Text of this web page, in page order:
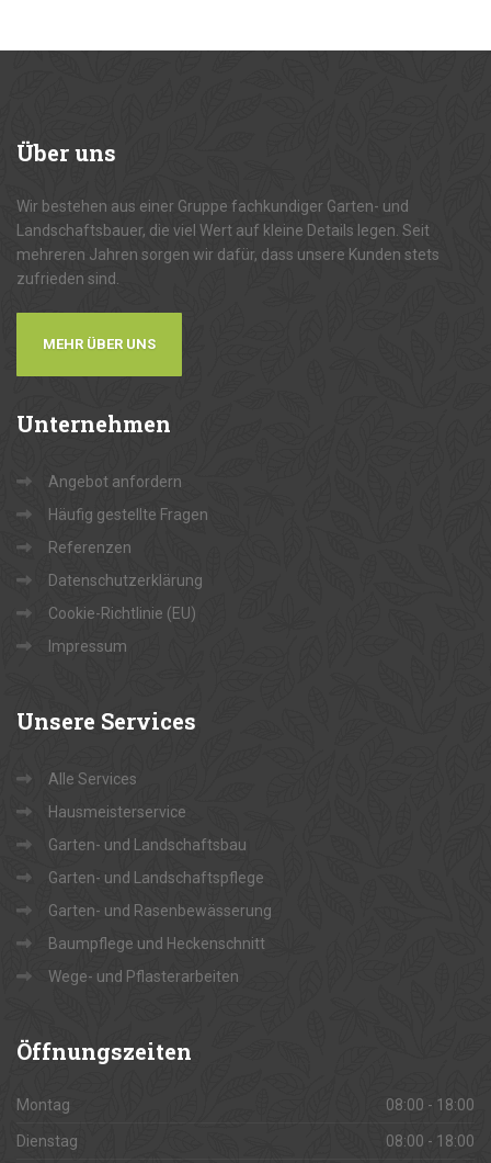
Überuns
Wir bestehen aus einer Gruppe fachkundiger Garten- und
Landschaftsbauer, die viel Wert auf kleine Details legen. Seit
mehreren Jahren sorgen wir dafür, dass unsere Kunden stets
zufrieden sind.
MEHR ÜBER UNS
Unternehmen
Angebot anfordern
Häufig gestellte Fragen
Referenzen
Datenschutzerklärung
Cookie-Richtlinie (EU)
Impressum
Unsere Services
Alle Services
Hausmeisterservice
Garten- und Landschaftsbau
Garten- und Landschaftspflege
Garten- und Rasenbewässerung
Baumpflege und Heckenschnitt
Wege- und Pflasterarbeiten
Öffnungszeiten
Montag 08:00 - 18:00
Dienstag 08:00 - 18:00